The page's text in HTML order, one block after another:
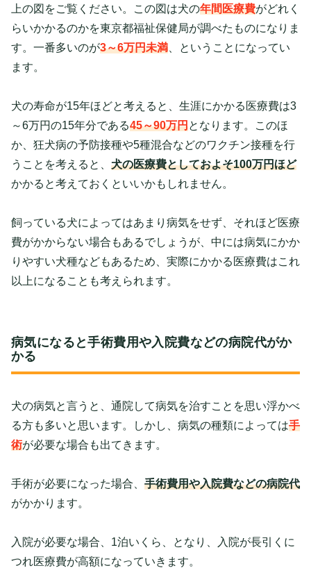
上の図をご覧ください。この図は犬の年間医療費がどれく
らいかかるのかを東京都福祉保健局が調べたものになりま
す。一番多いのが3～6万円未満 、ということになってい
ます。
犬の寿命が15年ほどと考えると、生涯にかかる医療費は3
～6万円の15年分である45～90万円となります。このほ
か、狂犬病の予防接種や5種混合などのワクチン接種を行
うことを考えると、 犬の医療費としておよそ100万円ほど
かかると考えておくといいかもしれません。
飼っている犬によってはあまり病気をせず、それほど医療
費がかからない場合もあるでしょうが、中には病気にかか
りやすい犬種などもあるため、実際にかかる医療費はこれ
以上になることも考えられます。
病気になると手術費用や入院費などの病院代がか
かる
犬の病気と言うと、通院して病気を治すことを思い浮かべ
る方も多いと思います。しかし、病気の種類によっては手
術が必要な場合も出てきます。
手術が必要になった場合、 手術費用や入院費などの病院代
がかかります。
入院が必要な場合、1泊いくら、となり、入院が長引くに
つれ医療費が高額になっていきます。